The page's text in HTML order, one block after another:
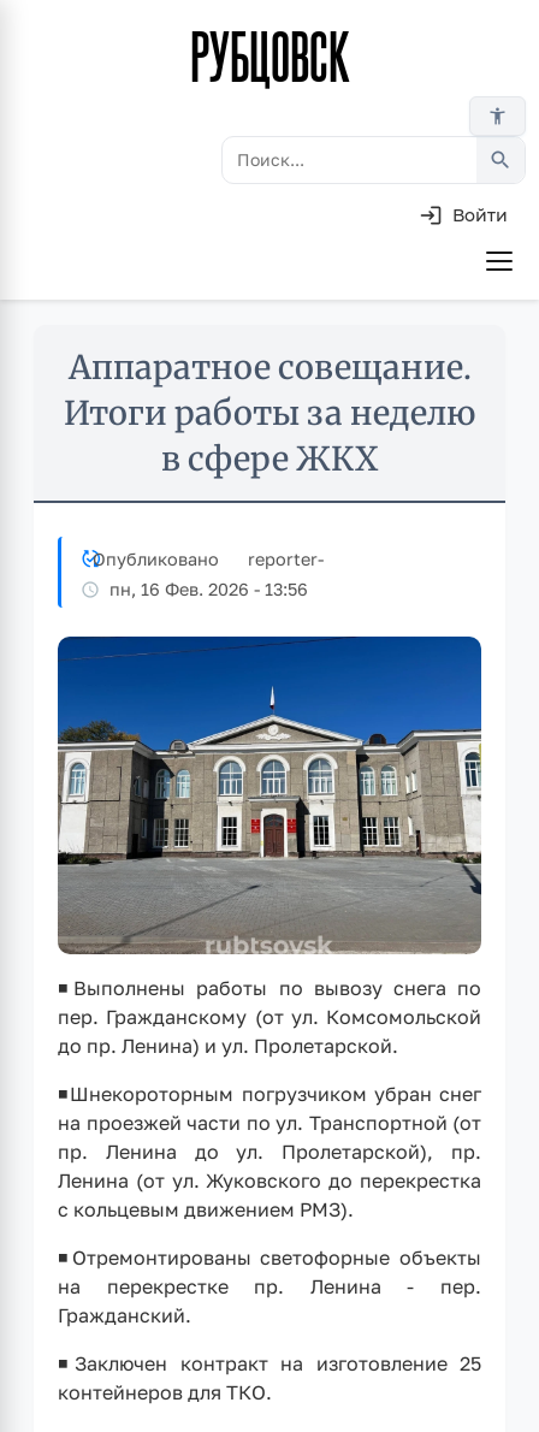
main
content
РУБЦОВСК
accessibility_new
search
Войти
Аппаратное совещание.
Итоги работы за неделю
в сфере ЖКХ
Опубликовано reporter-
пн, 16 Фев. 2026 - 13:56
◾Выполнены работы по вывозу снега по
пер. Гражданскому (от ул. Комсомольской
до пр. Ленина) и ул. Пролетарской.
◾️Шнекороторным погрузчиком убран снег
на проезжей части по ул. Транспортной (от
пр. Ленина до ул. Пролетарской), пр.
Ленина (от ул. Жуковского до перекрестка
с кольцевым движением РМЗ).
◾Отремонтированы светофорные объекты
на перекрестке пр. Ленина - пер.
Гражданский.
◾Заключен контракт на изготовление 25
контейнеров для ТКО.